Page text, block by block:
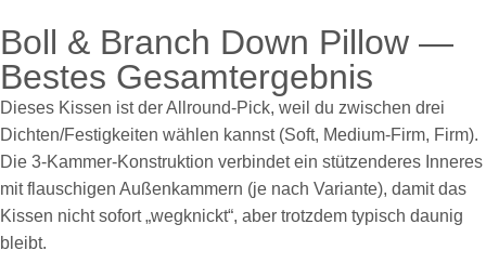
Boll & Branch Down Pillow —
Bestes Gesamtergebnis
Dieses Kissen ist der Allround-Pick, weil du zwischen drei
Dichten/Festigkeiten wählen kannst (Soft, Medium-Firm, Firm).
Die 3-Kammer-Konstruktion verbindet ein stützenderes Inneres
mit flauschigen Außenkammern (je nach Variante), damit das
Kissen nicht sofort „wegknickt“, aber trotzdem typisch daunig
bleibt.